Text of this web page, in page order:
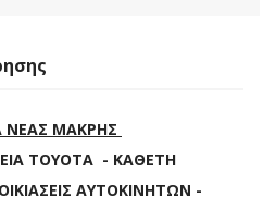
ΝΕΑΣ ΜΑΚΡΗΣ
TOYOTA - ΚΑΘΕΤΗ
ΑΥΤΟΚΙΝΗΤΩΝ -